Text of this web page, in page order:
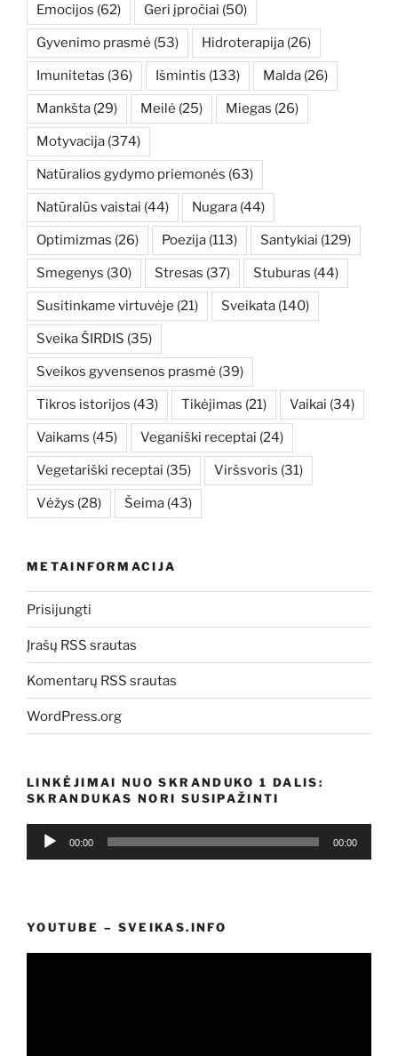
Emocijos (62) Geri įpročiai (50)
Gyvenimo prasmė (53) Hidroterapija (26)
Imunitetas (36) Išmintis (133) Malda (26)
Mankšta (29) Meilė (25) Miegas (26)
Motyvacija (374)
Natūralios gydymo priemonės (63)
Natūralūs vaistai (44) Nugara (44)
Optimizmas (26) Poezija (113) Santykiai (129)
Smegenys (30) Stresas (37) Stuburas (44)
Susitinkame virtuvėje (21) Sveikata (140)
Sveika ŠIRDIS (35)
Sveikos gyvensenos prasmė (39)
Tikros istorijos (43) Tikėjimas (21) Vaikai (34)
Vaikams (45) Veganiški receptai (24)
Vegetariški receptai (35) Viršsvoris (31)
Vėžys (28) Šeima (43)
METAINFORMACIJA
Prisijungti
Įrašų RSS srautas
Komentarų RSS srautas
WordPress.org
LINKĖJIMAI NUO SKRANDUKO 1 DALIS:
SKRANDUKAS NORI SUSIPAŽINTI
Audio
00:00 00:00
YOUTUBE – SVEIKAS.INFO